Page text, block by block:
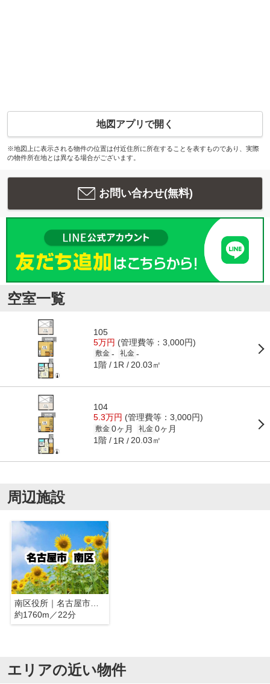
地図アプリで開く
※地図上に表示される物件の位置は付近住所に所在することを表すものであり、実際
の物件所在地とは異なる場合がございます。
お問い合わせ(無料)
空室一覧
105
5万円 (管理費等：3,000円)
敷金 - 礼金 -
1階 1R 20.03㎡
104
5.3万円 (管理費等：3,000円)
敷金 0ヶ月 礼金 0ヶ月
1階 1R 20.03㎡
周辺施設
南区役所｜名古屋市南区
約1760m／22分
エリアの近い物件